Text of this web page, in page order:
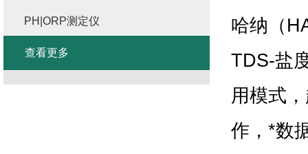
哈纳（
TDS-盐
用模式
作，*数
PH|ORP测定仪
查看更多